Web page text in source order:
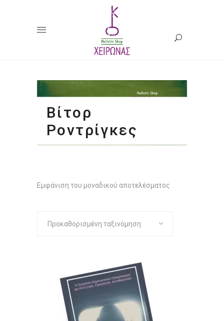
Βίτορ
Ροντρίγκες
Εμφάνιση του μοναδικού αποτελέσματος
Προκαθορισμένη ταξινόμηση